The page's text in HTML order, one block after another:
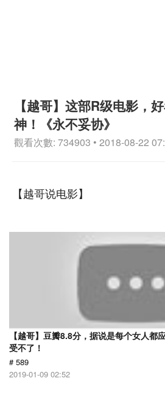
【越哥】这部R级电影，
神！《永不妥协》
觀看次數: 734903 • 2018-08-22
【越哥说电影】
【越哥】豆瓣8.8分，据说是每个女人都
受不了！
# 589
2019-01-09 02:52